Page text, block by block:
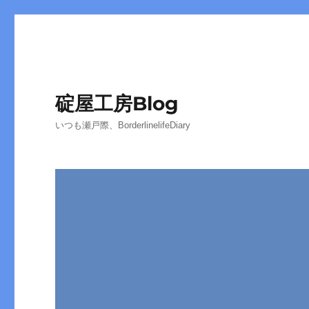
碇屋工房Blog
いつも瀬戸際、BorderlinelifeDiary